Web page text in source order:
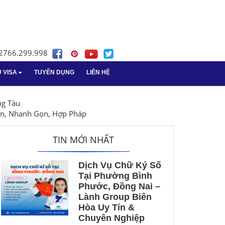
tại Bà Rịa -
kế toán
kế toán Long An
tại Vũng Tàu
Vay vốn ngân hàng
Giải thể doanh nghiệp
VISA TUYỂN DỤNG LIÊN HỆ
Tàu
Nhanh Gọn, Hợp Pháp
TIN MỚI NHẤT
Dịch Vụ Chữ Ký Số
Tại Phường Bình
Phước, Đồng Nai –
Lành Group Biên
Hòa Uy Tín &
Chuyên Nghiệp